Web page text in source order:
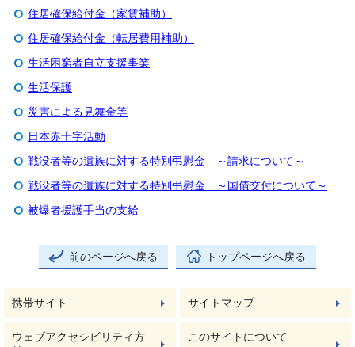
住居確保給付金（家賃補助）
住居確保給付金（転居費用補助）
生活困窮者自立支援事業
生活保護
災害による見舞金等
日本赤十字活動
戦没者等の遺族に対する特別弔慰金 ～請求について～
戦没者等の遺族に対する特別弔慰金 ～国債交付について～
被爆者援護手当の支給
前のページへ戻る トップページへ戻る
携帯サイト サイトマップ
ウェブアクセシビリティ方
このサイトについて